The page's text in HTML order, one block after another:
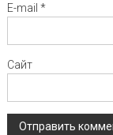
E-mail *
Сайт